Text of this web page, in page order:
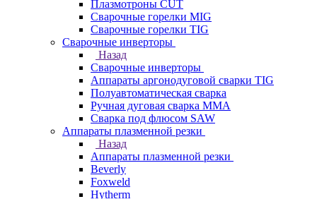
Плазмотроны CUT
Сварочные горелки MIG
Сварочные горелки TIG
Сварочные инверторы
Назад
Сварочные инверторы
Аппараты аргонодуговой сварки TIG
Полуавтоматическая сварка
Ручная дуговая сварка MMA
Сварка под флюсом SAW
Аппараты плазменной резки
Назад
Аппараты плазменной резки
Beverly
Foxweld
Hytherm